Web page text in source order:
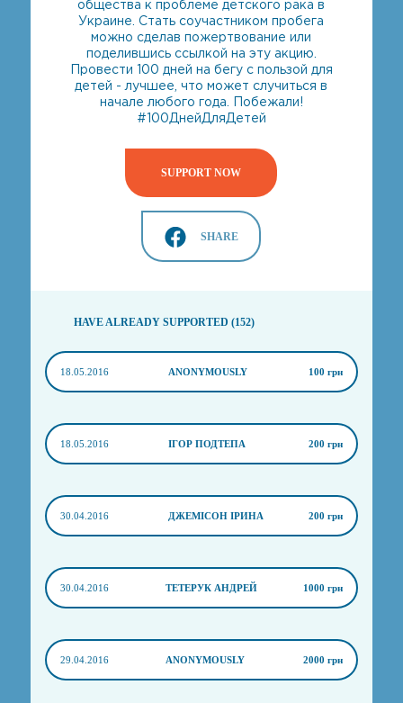
общества к проблеме детского рака в
Украине. Стать соучастником пробега
можно сделав пожертвование или
поделившись ссылкой на эту акцию.
Провести 100 дней на бегу с пользой для
детей - лучшее, что может случиться в
начале любого года. Побежали!
#100ДнейДляДетей
SUPPORT NOW
SHARE
HAVE ALREADY SUPPORTED (152)
18.05.2016 ANONYMOUSLY 100 грн
18.05.2016 ІГОР ПОДТЕПА 200 грн
30.04.2016 ДЖЕМІСОН ІРИНА 200 грн
30.04.2016 ТЕТЕРУК АНДРЕЙ 1000 грн
29.04.2016 ANONYMOUSLY 2000 грн